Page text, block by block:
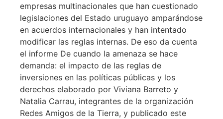
empresas multinacionales que han cuestionado
legislaciones del Estado uruguayo amparándose
en acuerdos internacionales y han intentado
modificar las reglas internas. De eso da cuenta
el informe De cuando la amenaza se hace
demanda: el impacto de las reglas de
inversiones en las políticas públicas y los
derechos elaborado por Viviana Barreto y
Natalia Carrau, integrantes de la organización
Redes Amigos de la Tierra, y publicado este